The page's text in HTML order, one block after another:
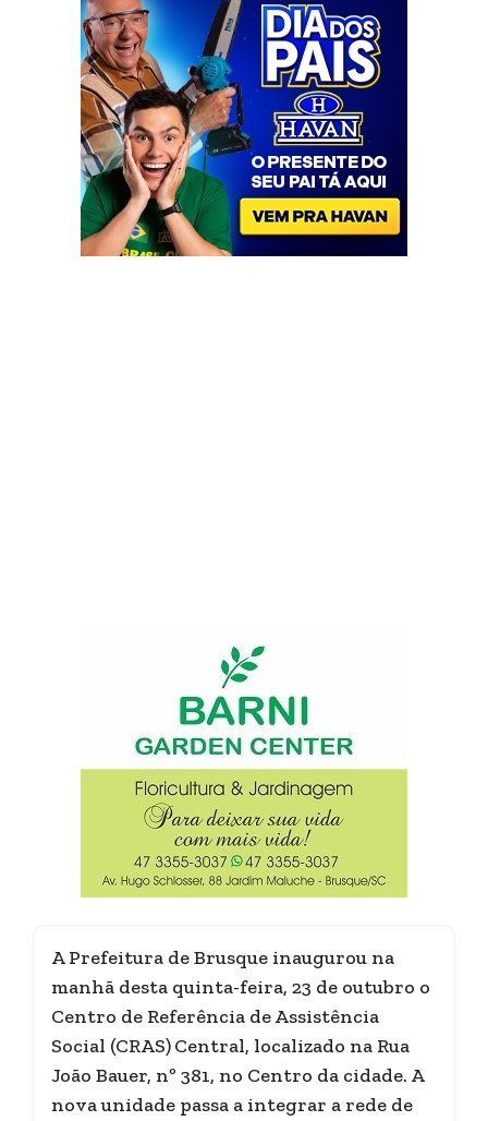
A Prefeitura de Brusque inaugurou na
manhã desta quinta-feira, 23 de outubro o
Centro de Referência de Assistência
Social (CRAS)Central, localizado na Rua
João Bauer, nº 381, no Centro da cidade. A
nova unidade passa a integrar a rede de